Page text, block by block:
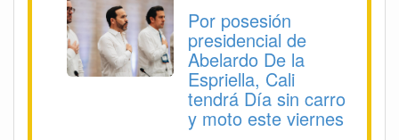
Por posesión
presidencial de
Abelardo De la
Espriella, Cali
tendrá Día sin carro
y moto este viernes